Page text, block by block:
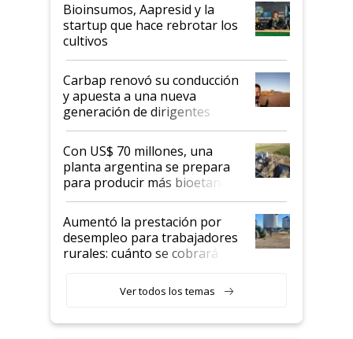
Bioinsumos, Aapresid y la
startup que hace rebrotar los
cultivos
Carbap renovó su conducción
y apuesta a una nueva
generación de dirigentes
rurales
Con US$ 70 millones, una
planta argentina se prepara
para producir más bioetanol
que nunca
Aumentó la prestación por
desempleo para trabajadores
rurales: cuánto se cobrará
Ver todos los temas